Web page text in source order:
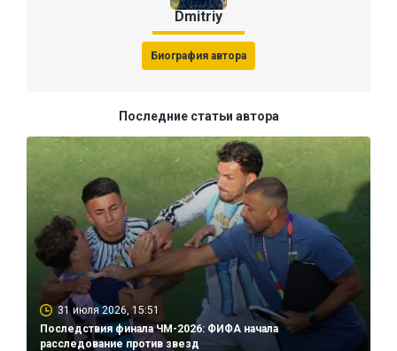
Dmitriy
Биография автора
Последние статьи автора
31 июля 2026, 15:51
Последствия финала ЧМ-2026: ФИФА начала
расследование против звезд